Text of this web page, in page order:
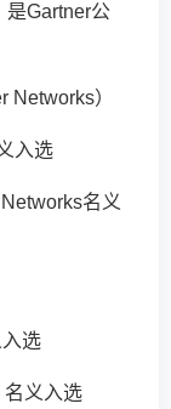
是Gartner公
Networks）
入选
名义
选
名义入选